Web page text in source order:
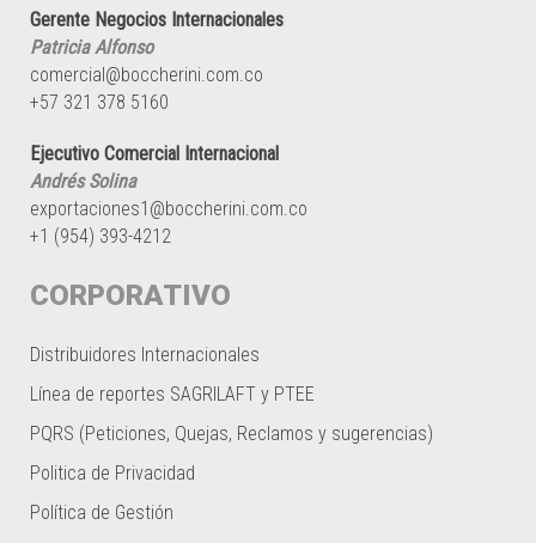
Gerente Negocios Internacionales
Patricia Alfonso
comercial@boccherini.com.co
+57 321 378 5160
Ejecutivo Comercial Internacional
Andrés Solina
exportaciones1@boccherini.com.co
+1 (954) 393-4212
CORPORATIVO
Distribuidores Internacionales
Línea de reportes SAGRILAFT y PTEE
PQRS (Peticiones, Quejas, Reclamos y sugerencias)
Politica de Privacidad
Política de Gestión